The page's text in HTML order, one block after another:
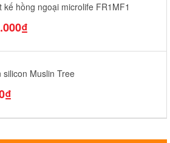
kế hồng ngoại microlife FR1MF1
silicon Muslin Tree